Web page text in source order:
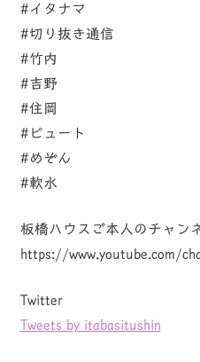
#イタナマ
#切り抜き通信
#竹内
#吉野
#住岡
#ピュート
#めぞん
#軟水
板橋ハウスご本人のチャン
https://www.youtube.com/
Twitter
Tweets by itabasitushin